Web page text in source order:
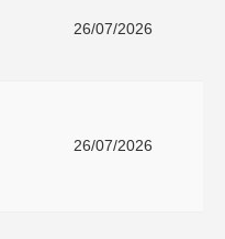
26/07/2026
26/07/2026